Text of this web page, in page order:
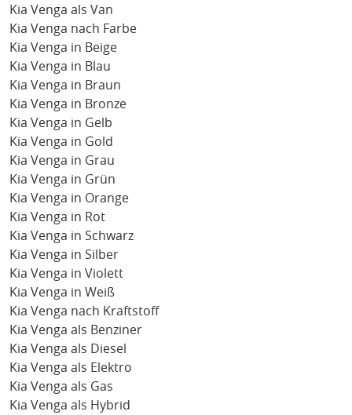
Kia Venga als Van
Kia Venga nach Farbe
Kia Venga in Beige
Kia Venga in Blau
Kia Venga in Braun
Kia Venga in Bronze
Kia Venga in Gelb
Kia Venga in Gold
Kia Venga in Grau
Kia Venga in Grün
Kia Venga in Orange
Kia Venga in Rot
Kia Venga in Schwarz
Kia Venga in Silber
Kia Venga in Violett
Kia Venga in Weiß
Kia Venga nach Kraftstoff
Kia Venga als Benziner
Kia Venga als Diesel
Kia Venga als Elektro
Kia Venga als Gas
Kia Venga als Hybrid